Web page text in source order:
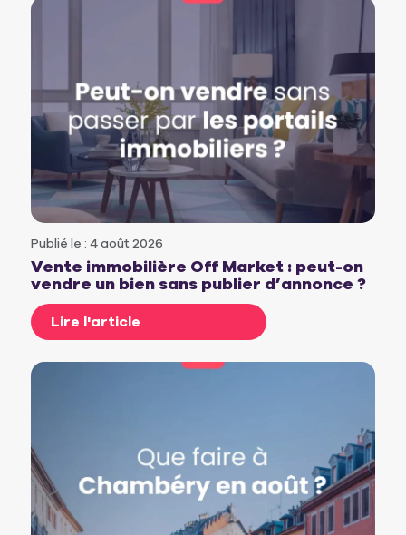
Publié le : 4 août 2026
Vente immobilière Off Market : peut-on
vendre un bien sans publier d’annonce ?
Lire l'article